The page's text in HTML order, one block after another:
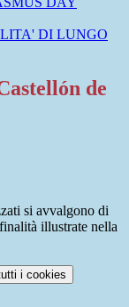
DI LUNGO
de
si avvalgono di
illustrate nella
i cookies